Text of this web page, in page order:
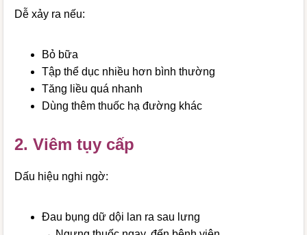
Dễ xảy ra nếu:
Bỏ bữa
Tập thể dục nhiều hơn bình thường
Tăng liều quá nhanh
Dùng thêm thuốc hạ đường khác
2. Viêm tụy cấp
Dấu hiệu nghi ngờ:
Đau bụng dữ dội lan ra sau lưng